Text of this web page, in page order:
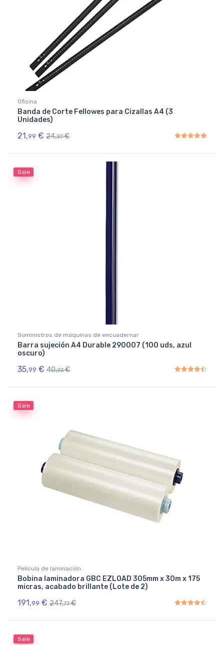
Oficina
Banda de Corte Fellowes para Cizallas A4 (3
Unidades)
21,99 € 24,97 €
Sale
Suministros de máquinas de encuadernar
Barra sujeción A4 Durable 290007 (100 uds, azul
oscuro)
35,99 € 40,93 €
Sale
Película de laminación
Bobina laminadora GBC EZLOAD 305mm x 30m x 175
micras, acabado brillante (Lote de 2)
191,99 € 247,77 €
Sale